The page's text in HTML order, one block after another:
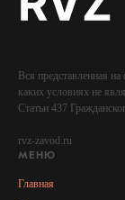
Вся представленная
каких условиях не
Статьи 437
rvz-zavod.ru
МЕНЮ
Главная